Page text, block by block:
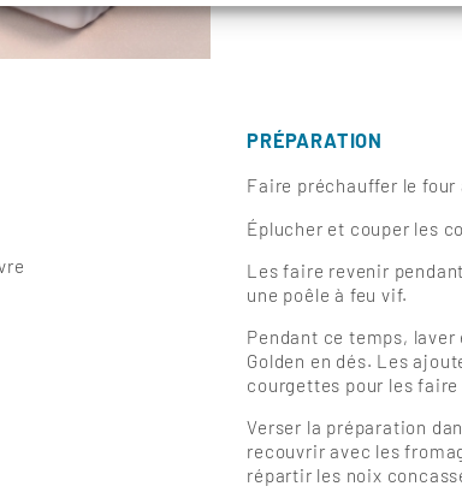
PRÉPARATION
Faire préchauffer le four
Éplucher et couper les
Les faire revenir
une poêle à feu vif.
Pendant ce temps,
Golden en dés. Les
courgettes pour les
Verser la préparation
recouvrir avec les
répartir les noix